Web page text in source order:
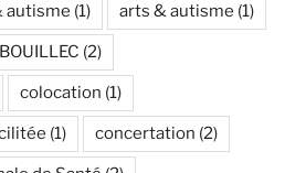
autisme (1) arts & autisme (1)
(2)
colocation (1)
(1) concertation (2)